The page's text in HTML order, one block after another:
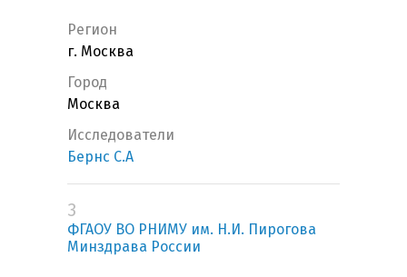
Регион
г. Москва
Город
Москва
Исследователи
Бернс С.А
3
ФГАОУ ВО РНИМУ им. Н.И. Пирогова
Минздрава России